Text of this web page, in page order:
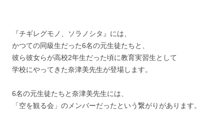
『チギレグモノ、ソラノシタ』には、
かつての同級生だった6名の元生徒たちと、
彼ら彼女らが高校2年生だった頃に教育実習生として
学校にやってきた奈津美先生が登場します。
6名の元生徒たちと奈津美先生には、
「空を観る会」のメンバーだったという繋がりがあります。